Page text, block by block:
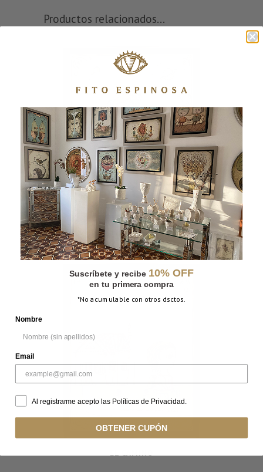
Productos relacionados...
ASTRONAUTA
EL CAMINO
Suscríbete y recibe 10% OFF
en tu primera compra
*No acumulable con otros dsctos.
Nombre
Email
Al registrarme acepto las Políticas de Privacidad.
OBTENER CUPÓN